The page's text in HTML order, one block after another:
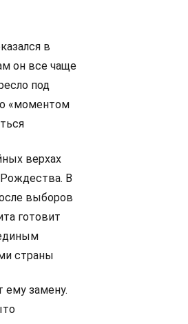
в
он все чаще
под
«моментом
верхах
Рождества. В
выборов
готовит
страны
ему замену.